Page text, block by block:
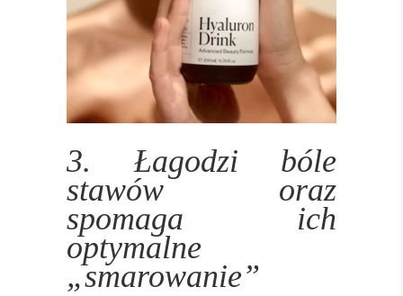
3. Łagodzi bóle
stawów oraz
spomaga ich
optymalne
„smarowanie”